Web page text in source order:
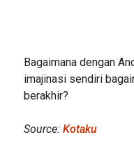
Bagaimana dengan
imajinasi sendiri
berakhir?
Source: Kotaku